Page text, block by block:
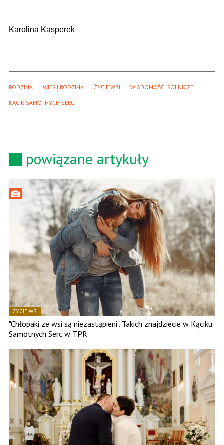
Karolina Kasperek
RODZINA WIEŚ I RODZINA ŻYCIE WSI WIADOMOŚCI ROLNICZE
KĄCIK SAMOTNYCH SERC
powiązane artykuły
ŻYCIE WSI
"Chłopaki ze wsi są niezastąpieni". Takich znajdziecie w Kąciku
Samotnych Serc w TPR